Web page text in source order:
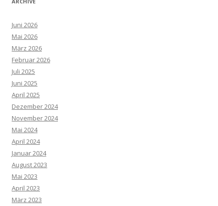
Juni 2026
Mai 2026
März 2026
Februar 2026
Juli 2025
Juni 2025
April 2025
Dezember 2024
November 2024
Mai 2024
April 2024
Januar 2024
August 2023
Mai 2023
April 2023
März 2023